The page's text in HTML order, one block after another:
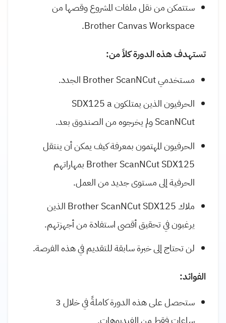
ستتمكن من نقل ملفات المشروع وقصها من
Brother Canvas Workspace.
تستهدف هذه الدورة كلاً من:
مستخدمي Brother ScanNCut الجدد.
الحرفيون الذين يمتلكون SDX125 a
ScanNCut ولم يخرجوه من الصندوق بعد.
الحرفيون المهتمون بمعرفة كيف يمكن أن ينتقل
Brother ScanNCut SDX125 بمهاراتهم
الحرفية إلى مستوى جديد من العمل.
ملاك Brother ScanNCut SDX125 الذين
يرغبون في تحقيق أقصى استفادة من أجهزتهم.
لن تحتاج إلى خبرة سابقة للتقديم في هذه الفرصة.
الفوائد:
ستحصل على هذه الدورة كاملةً في خلال 3
ساعات فقط من الفيديوهات.